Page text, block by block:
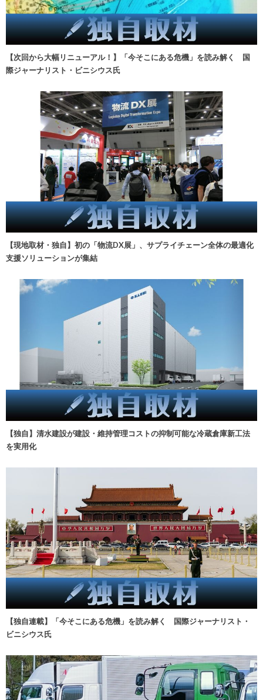
【次回から大幅リニューアル！】「今そこにある危機」を読み解く 国
際ジャーナリスト・ビニシウス氏
【現地取材・独自】初の「物流DX展」、サプライチェーン全体の最適化
支援ソリューションが集結
【独自】清水建設が建設・維持管理コストの抑制可能な冷蔵倉庫新工法
を実用化
【独自連載】「今そこにある危機」を読み解く 国際ジャーナリスト・
ビニシウス氏